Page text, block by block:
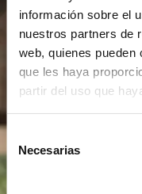
información sobre el
nuestros partners de
web, quienes pueden
que les haya
partir del uso que
Selección
de Necesarias